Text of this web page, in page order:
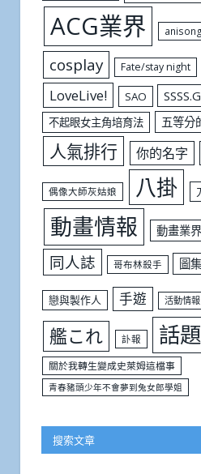
ACG業界 anisong
cosplay Fate/stay night
LoveLive! SAO
不起眼女主角培育法 五等分
人氣排行 你的名字
偶像大師灰姑娘 八掛
動畫情報 動畫業界
同人誌 哥布林殺手 圖集
戀與製作人 手遊 活動情報
艦これ 訃報 話題
關於我轉生變成史萊姆這檔事
青春豬頭少年不會夢到兔女郎學姐
搜索文章